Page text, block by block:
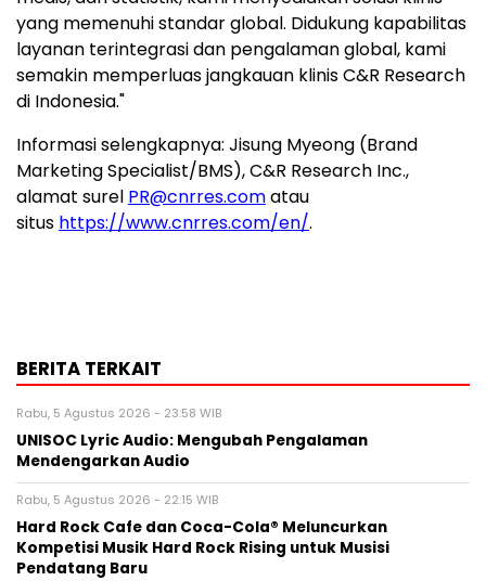
yang memenuhi standar global. Didukung kapabilitas
layanan terintegrasi dan pengalaman global, kami
semakin memperluas jangkauan klinis C&R Research
di Indonesia."
Informasi selengkapnya: Jisung Myeong (Brand
Marketing Specialist/BMS), C&R Research Inc.,
alamat surel PR@cnrres.comatau
situs https://www.cnrres.com/en/.
BERITA TERKAIT
Rabu, 5 Agustus 2026 - 23:58 WIB
UNISOC Lyric Audio: Mengubah Pengalaman
Mendengarkan Audio
Rabu, 5 Agustus 2026 - 22:15 WIB
Hard Rock Cafe dan Coca-Cola® Meluncurkan
Kompetisi Musik Hard Rock Rising untuk Musisi
Pendatang Baru